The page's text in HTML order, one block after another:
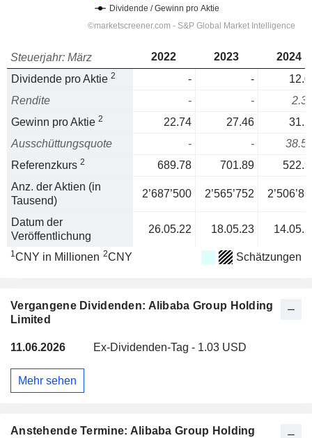
Steuerjahr: März 2022 2023
2024
Dividende pro Aktie 2 - -
Rendite
- -
Gewinn pro Aktie 2 22.74 27.46
Ausschüttungsquote
- -
Referenzkurs 2 689.78 701.89
Anz. der Aktien (in
Tausend)
2’687’500 2’565’752
Datum der
Veröffentlichung
26.05.22 18.05.23
1CNY in Millionen 2CNY Schätzungen
Vergangene Dividenden: Alibaba Group Holding
Limited
11.06.2026 Ex-Dividenden-Tag - 1.03 USD
Mehr sehen
Anstehende Termine: Alibaba Group Holding